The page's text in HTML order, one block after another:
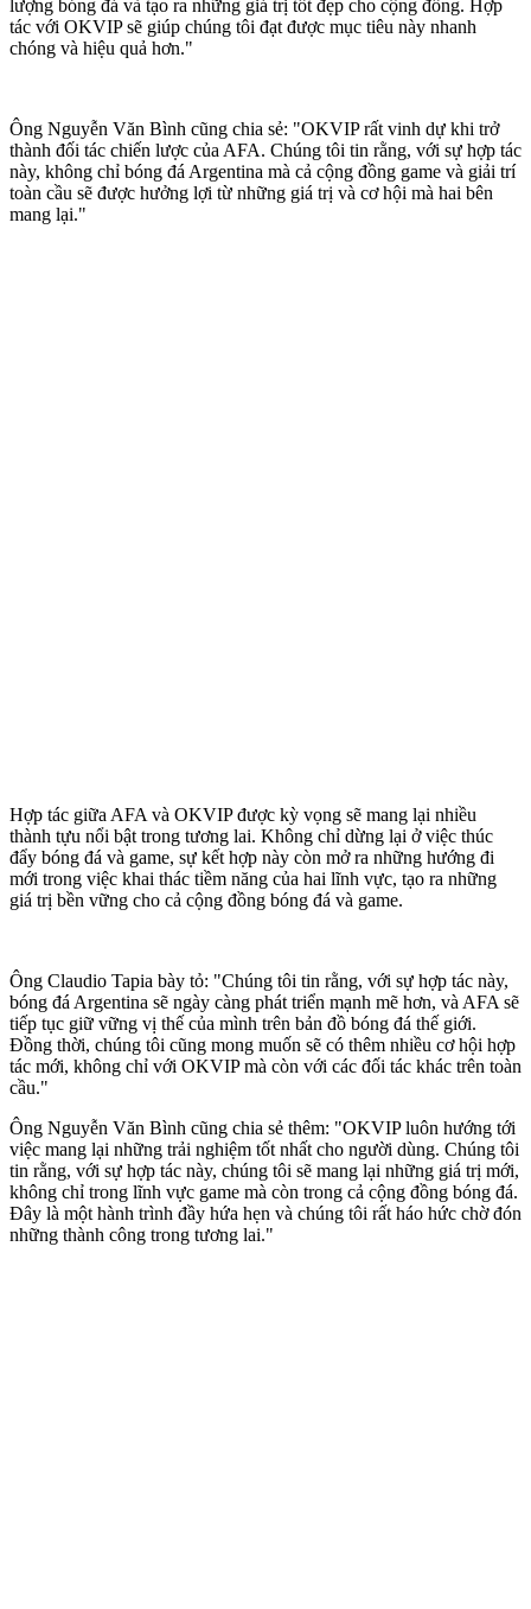
lượng bóng đá và tạo ra những giá trị tốt đẹp cho cộng đồng. Hợp
tác với OKVIP sẽ giúp chúng tôi đạt được mục tiêu này nhanh
chóng và hiệu quả hơn."
Ông Nguyễn Văn Bình cũng chia sẻ: "OKVIP rất vinh dự khi trở
thành đối tác chiến lược của AFA. Chúng tôi tin rằng, với sự hợp tác
này, không chỉ bóng đá Argentina mà cả cộng đồng game và giải trí
toàn cầu sẽ được hưởng lợi từ những giá trị và cơ hội mà hai bên
mang lại."
Hợp tác giữa AFA và OKVIP được kỳ vọng sẽ mang lại nhiều
thành tựu nổi bật trong tương lai. Không chỉ dừng lại ở việc thúc
đẩy bóng đá và game, sự kết hợp này còn mở ra những hướng đi
mới trong việc khai thác tiềm năng của hai lĩnh vực, tạo ra những
giá trị bền vững cho cả cộng đồng bóng đá và game.
Ông Claudio Tapia bày tỏ: "Chúng tôi tin rằng, với sự hợp tác này,
bóng đá Argentina sẽ ngày càng phát triển mạnh mẽ hơn, và AFA sẽ
tiếp tục giữ vững vị thế của mình trên bản đồ bóng đá thế giới.
Đồng thời, chúng tôi cũng mong muốn sẽ có thêm nhiều cơ hội hợp
tác mới, không chỉ với OKVIP mà còn với các đối tác khác trên toàn
cầu."
Ông Nguyễn Văn Bình cũng chia sẻ thêm: "OKVIP luôn hướng tới
việc mang lại những trải nghiệm tốt nhất cho người dùng. Chúng tôi
tin rằng, với sự hợp tác này, chúng tôi sẽ mang lại những giá trị mới,
không chỉ trong lĩnh vực game mà còn trong cả cộng đồng bóng đá.
Đây là một hành trình đầy hứa hẹn và chúng tôi rất háo hức chờ đón
những thành công trong tương lai."